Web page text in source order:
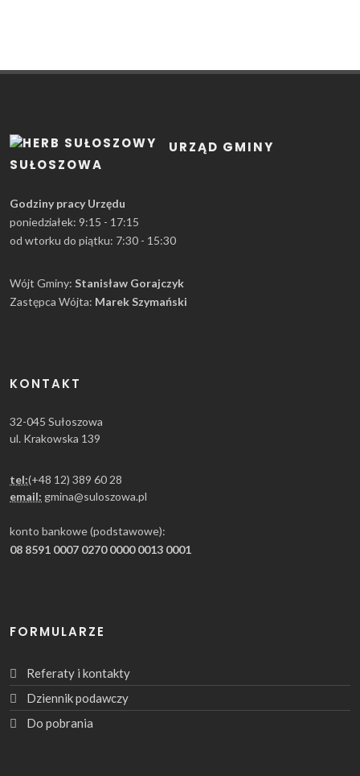
URZĄD GMINY
SUŁOSZOWA
Godziny pracy Urzędu
poniedziałek: 9:15 - 17:15
od wtorku do piątku: 7:30 - 15:30
Wójt Gminy: Stanisław Gorajczyk
Zastępca Wójta: Marek Szymański
KONTAKT
32-045 Sułoszowa
ul. Krakowska 139
tel:(+48 12) 389 60 28
email: gmina@suloszowa.pl
konto bankowe (podstawowe):
08 8591 0007 0270 0000 0013 0001
FORMULARZE
Referaty i kontakty
Dziennik podawczy
Do pobrania